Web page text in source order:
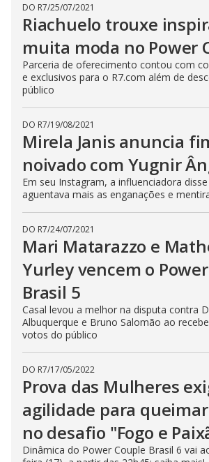
DO R7/25/07/2021
Riachuelo trouxe
muita moda no Power
Parceria de oferecimento contou com
e exclusivos para o R7.com além de
público
DO R7/19/08/2021
Mirela Janis anuncia
noivado com Yugnir
Em seu Instagram, a influenciadora
aguentava mais as enganações e
DO R7/24/07/2021
Mari Matarazzo e
Yurley vencem o
Brasil 5
Casal levou a melhor na disputa contra
Albuquerque e Bruno Salomão ao
votos do público
DO R7/17/05/2022
Prova das Mulheres
agilidade para
no desafio "Fogo e
Dinâmica do Power Couple Brasil 6 vai